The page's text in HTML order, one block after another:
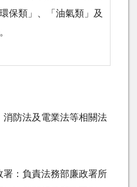
保類」、「油氣類」及
防法及電業法等相關法
署：負責法務部廉政署所